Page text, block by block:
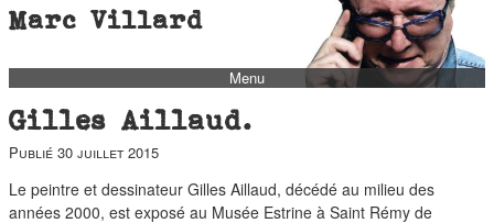
Marc Villard
Menu
barbès
Gilles Aillaud.
Publié 30 juillet 2015
Le peintre et dessinateur Gilles Aillaud, décédé au milieu des
années 2000, est exposé au Musée Estrine à Saint Rémy de